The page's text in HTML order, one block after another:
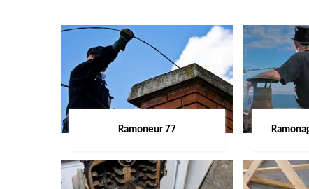
Ramoneur 77